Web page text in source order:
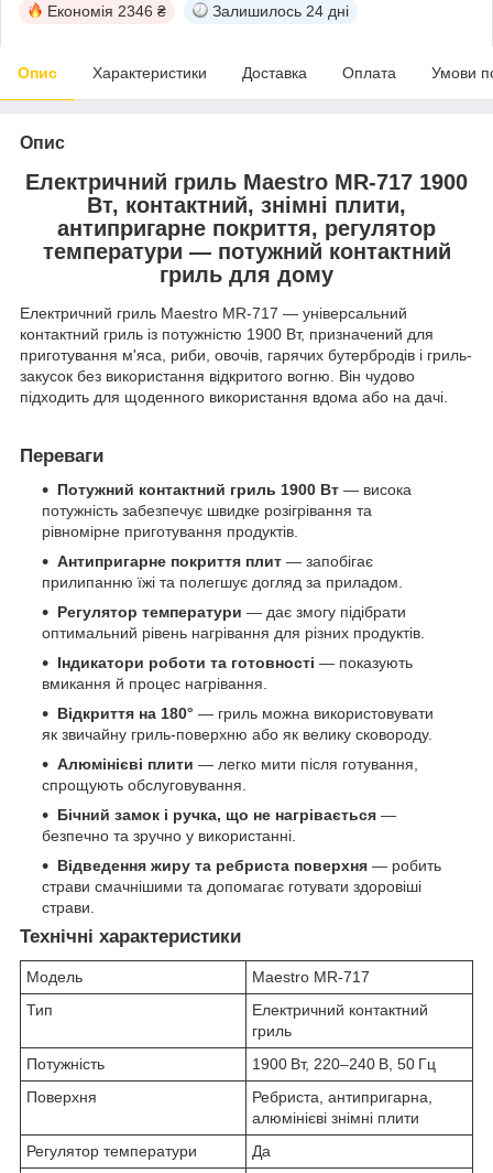
Економія 2346 ₴ Залишилось 24 дні
Опис Характеристики Доставка Оплата Умови
Опис
Електричний гриль Maestro MR-717 1900
Вт, контактний, знімні плити,
антипригарне покриття, регулятор
температури — потужний контактний
гриль для дому
Електричний гриль Maestro MR-717 — універсальний
контактний гриль із потужністю 1900 Вт, призначений для
приготування м'яса, риби, овочів, гарячих бутербродів і гриль-
закусок без використання відкритого вогню. Він чудово
підходить для щоденного використання вдома або на дачі.
Переваги
Потужний контактний гриль 1900 Вт — висока
потужність забезпечує швидке розігрівання та
рівномірне приготування продуктів.
Антипригарне покриття плит — запобігає
прилипанню їжі та полегшує догляд за приладом.
Регулятор температури — дає змогу підібрати
оптимальний рівень нагрівання для різних продуктів.
Індикатори роботи та готовності — показують
вмикання й процес нагрівання.
Відкриття на 180° — гриль можна використовувати
як звичайну гриль-поверхню або як велику сковороду.
Алюмінієві плити — легко мити після готування,
спрощують обслуговування.
Бічний замок і ручка, що не нагрівається —
безпечно та зручно у використанні.
Відведення жиру та ребриста поверхня — робить
страви смачнішими та допомагає готувати здоровіші
страви.
Технічні характеристики
Модель
Maestro MR‑717
Тип
Електричний контактний
гриль
Потужність
1900 Вт, 220–240 В, 50 Гц
Поверхня
Ребриста, антипригарна,
алюмінієві знімні плити
Регулятор температури
Да